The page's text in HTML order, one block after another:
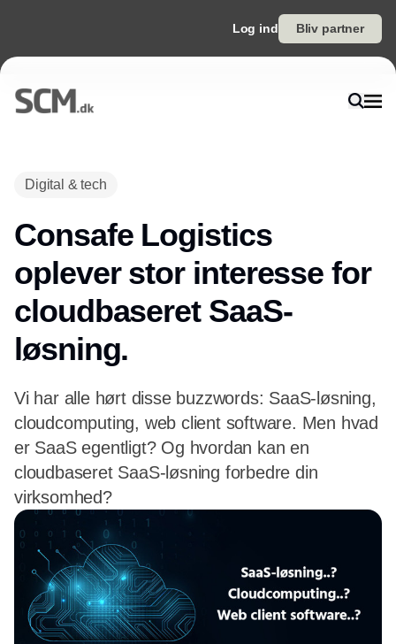
Log ind Bliv partner
Digital & tech
Consafe Logistics
oplever stor interesse for
cloudbaseret SaaS-
løsning.
Vi har alle hørt disse buzzwords: SaaS-løsning,
cloudcomputing, web client software. Men hvad
er SaaS egentligt? Og hvordan kan en
cloudbaseret SaaS-løsning forbedre din
virksomhed?